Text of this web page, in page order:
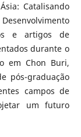
Catalisando
e artigos de
durante o
em Chon Buri,
pós-graduação
campos de
um futuro